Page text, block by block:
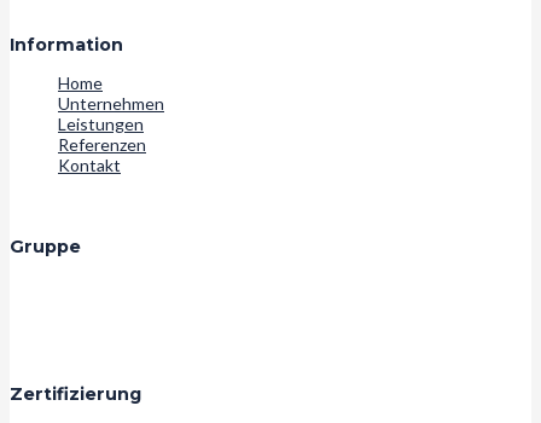
Information
Home
Unternehmen
Leistungen
Referenzen
Kontakt
Gruppe
Zertifizierung